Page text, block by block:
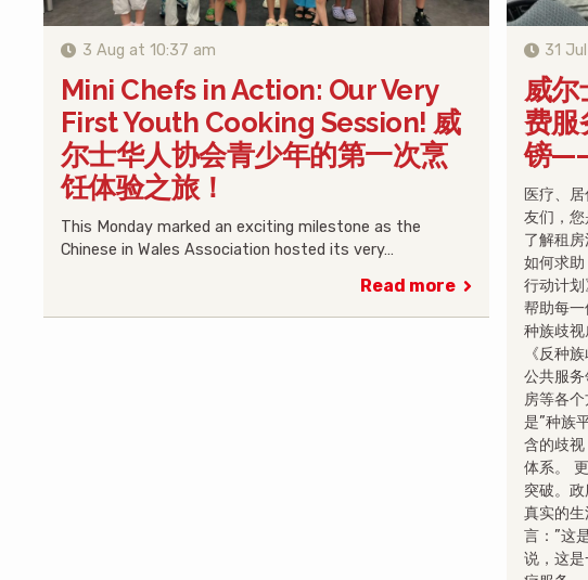
3 Aug at 10:37 am
Mini Chefs in Action: Our Very
First Youth Cooking Session! 威
尔士华人协会青少年的第一次烹
饪体验之旅！
This Monday marked an exciting milestone as the
Chinese in Wales Association hosted its very…
Read more
31
威尔
费服
镑
医疗、
友们，
了解租
如何求
行动计划
帮助每
种族歧
《反种
公共服
房等各
是”种族
含的歧
体系。
突破。
真实的
言：”这
说，这